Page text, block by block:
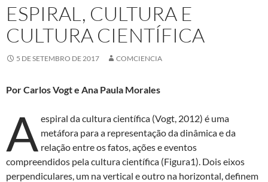
ESPIRAL, CULTURA E
CULTURA CIENTÍFICA
5 DE SETEMBRO DE 2017 COMCIENCIA
Por Carlos Vogt e Ana Paula Morales
A espiral da cultura científica (Vogt, 2012) é uma
metáfora para a representação da dinâmica e da
relação entre os fatos, ações e eventos
compreendidos pela cultura científica (Figura1). Dois eixos
perpendiculares, um na vertical e outro na horizontal, definem